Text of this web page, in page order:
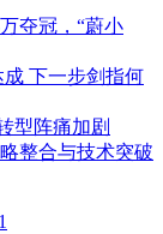
夺冠，“蔚小
成 下一步剑指何
型阵痛加剧
整合与技术突破